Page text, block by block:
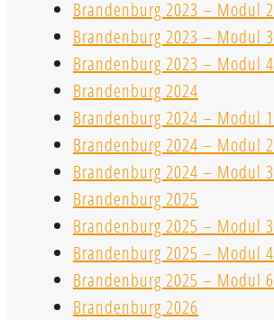
Brandenburg 2023 – Modul 2
Brandenburg 2023 – Modul 3
Brandenburg 2023 – Modul 4
Brandenburg 2024
Brandenburg 2024 – Modul 1
Brandenburg 2024 – Modul 2
Brandenburg 2024 – Modul 3
Brandenburg 2025
Brandenburg 2025 – Modul 3
Brandenburg 2025 – Modul 4
Brandenburg 2025 – Modul 6
Brandenburg 2026